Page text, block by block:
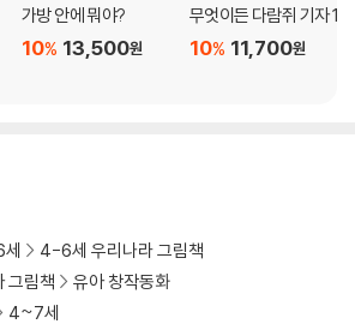
가방 안에 뭐야?
13,500원
10%
무엇이든 다람쥐 기자 1
11,700원
10%
4-6세 우리나라 그림책
그림책
유아 창작동화
4~7세